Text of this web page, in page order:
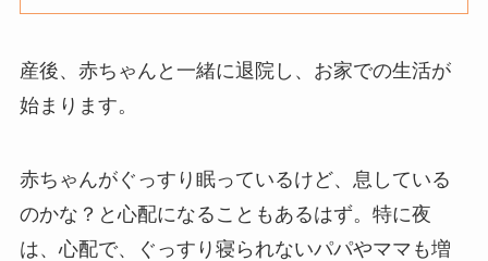
産後、赤ちゃんと一緒に退院し、お家での生活が
始まります。
赤ちゃんがぐっすり眠っているけど、息している
のかな？と心配になることもあるはず。特に夜
は、心配で、ぐっすり寝られないパパやママも増